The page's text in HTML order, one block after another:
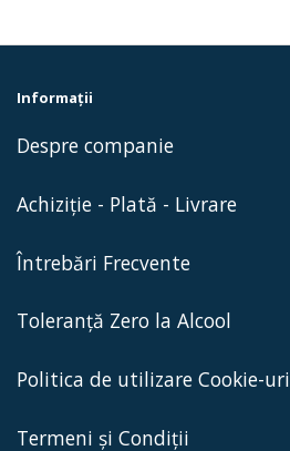
Informaţii
Despre companie
Achiziție - Plată - Livrare
Întrebări Frecvente
Toleranță Zero la Alcool
Politica de utilizare Cookie-uri
Termeni și Condiții